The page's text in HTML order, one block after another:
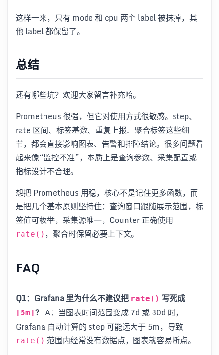
这样一来，只有 mode 和 cpu 两个 label 被抹掉，其
他 label 都保留了。
总结
还有哪些坑？欢迎大家留言补充哈。
Prometheus 很强，但它对使用方式很敏感。step、
rate 区间、标签基数、重复上报、聚合标签这些细
节，都会直接影响图表、告警和排障结论。很多问题看
起来像“监控不准”，本质上是查询参数、采集配置或
指标设计不合理。
想把 Prometheus 用稳，核心不是记住更多函数，而
是把几个基本原则坚持住：查询窗口跟随展示范围，标
签值可枚举，采集源唯一，Counter 正确使用
rate() ，聚合时保留必要上下文。
FAQ
Q1：Grafana 里为什么不建议把 rate() 写死成
[5m]？ A：当图表时间范围变成 7d 或 30d 时，
Grafana 自动计算的 step 可能远大于 5m，导致
rate() 范围内经常没有数据点，图表就容易断点。